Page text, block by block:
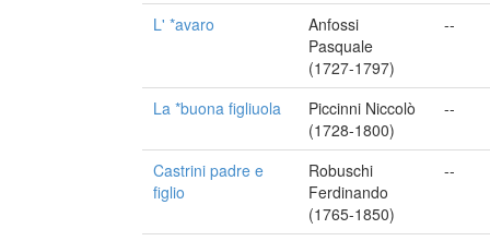
L' *avaro
Anfossi
Pasquale
(1727-1797)
--
La *buona figliuola
Piccinni Niccolò
(1728-1800)
--
Castrini padre e
figlio
Robuschi
Ferdinando
(1765-1850)
--